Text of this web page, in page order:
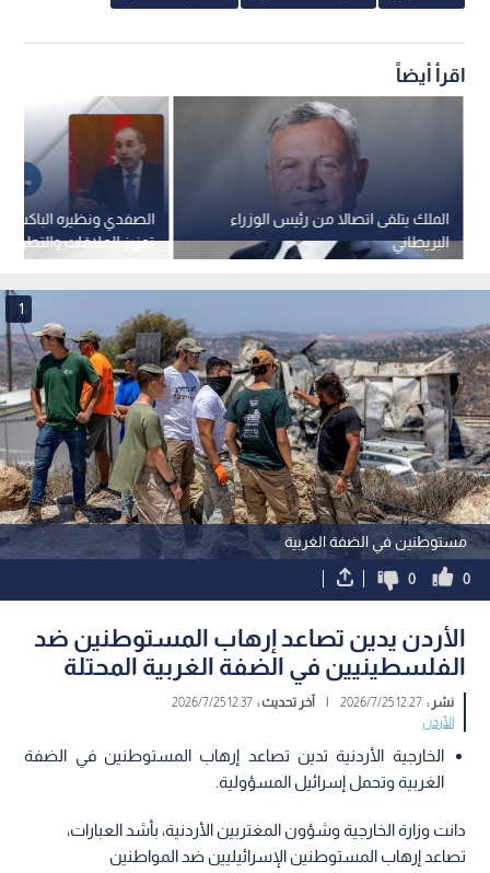
اقرأ أيضاً
الصفدي ونظيره
تعزيز العلاقات
الملك يتلقى اتصالا من رئيس الوزراء
البريطاني
مستوطنين في الضفة الغربية
1
0
0
الأردن يدين تصاعد إرهاب المستوطنين ضد
الفلسطينيين في الضفة الغربية المحتلة
نشر :12:27 2026/7/25
| آخر تحديث :12:37 2026/7/25
الأردن
الخارجية الأردنية تدين تصاعد إرهاب المستوطنين في الضفة
الغربية وتحمل إسرائيل المسؤولية.
دانت وزارة الخارجية وشؤون المغتربين الأردنية، بأشد العبارات،
تصاعد إرهاب المستوطنين الإسرائيليين ضد المواطنين